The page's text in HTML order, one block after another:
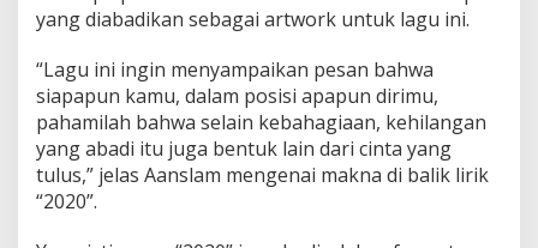
yang diabadikan sebagai artwork untuk lagu ini.
“Lagu ini ingin menyampaikan pesan bahwa
siapapun kamu, dalam posisi apapun dirimu,
pahamilah bahwa selain kebahagiaan, kehilangan
yang abadi itu juga bentuk lain dari cinta yang
tulus,” jelas Aanslam mengenai makna di balik lirik
“2020”.